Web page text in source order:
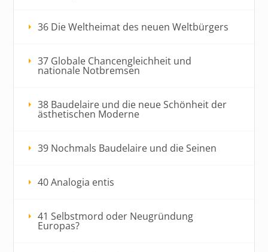
36 Die Weltheimat des neuen Weltbürgers
37 Globale Chancengleichheit und
nationale Notbremsen
38 Baudelaire und die neue Schönheit der
ästhetischen Moderne
39 Nochmals Baudelaire und die Seinen
40 Analogia entis
41 Selbstmord oder Neugründung
Europas?